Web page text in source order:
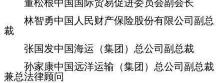
董松根中国国际贸易促进委员会副会长
林智勇中国人民财产保险股份有限公司副总
裁
张国发中国海运（集团）总公司副总裁
孙家康中国远洋运输（集团）总公司副总裁
兼总法律顾问